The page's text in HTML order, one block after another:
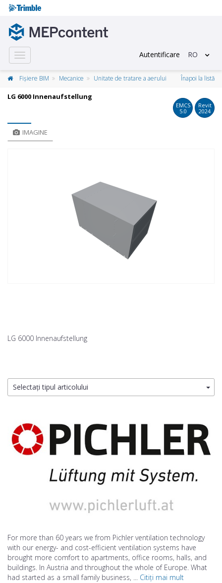
Toggle
navigation
Autentificare RO
Fișiere BIM Mecanice Unitate de tratare a aerului Înapoi la listă
LG 6000 Innenaufstellung
EMCS
5.0
Revit
2024
IMAGINE
LG 6000 Innenaufstellung
Selectați tipul articolului
For more than 60 years we from Pichler ventilation technology
with our energy- and cost-efficient ventilation systems have
brought more comfort to apartments, office rooms, halls, and
buildings. In Austria and throughout the whole of Europe. What
had started as a small family business, ... Citiți mai mult